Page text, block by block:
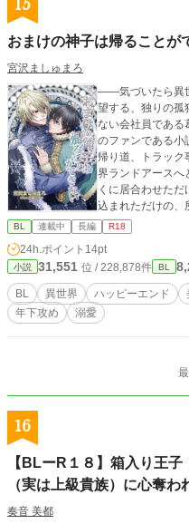
15
おまけの神子は帰ること
宮沢ましゅまろ
――気づいたら異
望する、独りの孤
ない会社員である
のファンである小
帰り道、トラック
界ランドアースへ
くに居合わせた
込まれただけの、
から毛嫌いしてい
式に後見人になる
近にある第三騎士
た徹だが――事態
にいうと、美貌の
長に迫られたり、
に付き合ってほし
シンプルにしま
様年下公爵ライ
のおまけの神子
トのみとなりま
瀬コウ様 ※平日20
～30番外編で全完
BL 連載中 長編 R18
24h.ポイント 14pt
小説 31,551 位 / 228,878件 BL
BL 異世界 ハッピーエンド
年下攻め
溺愛
16
【BLーR１８】箱入り王
（実は上級貴族）に心奪わ
奏音 美都